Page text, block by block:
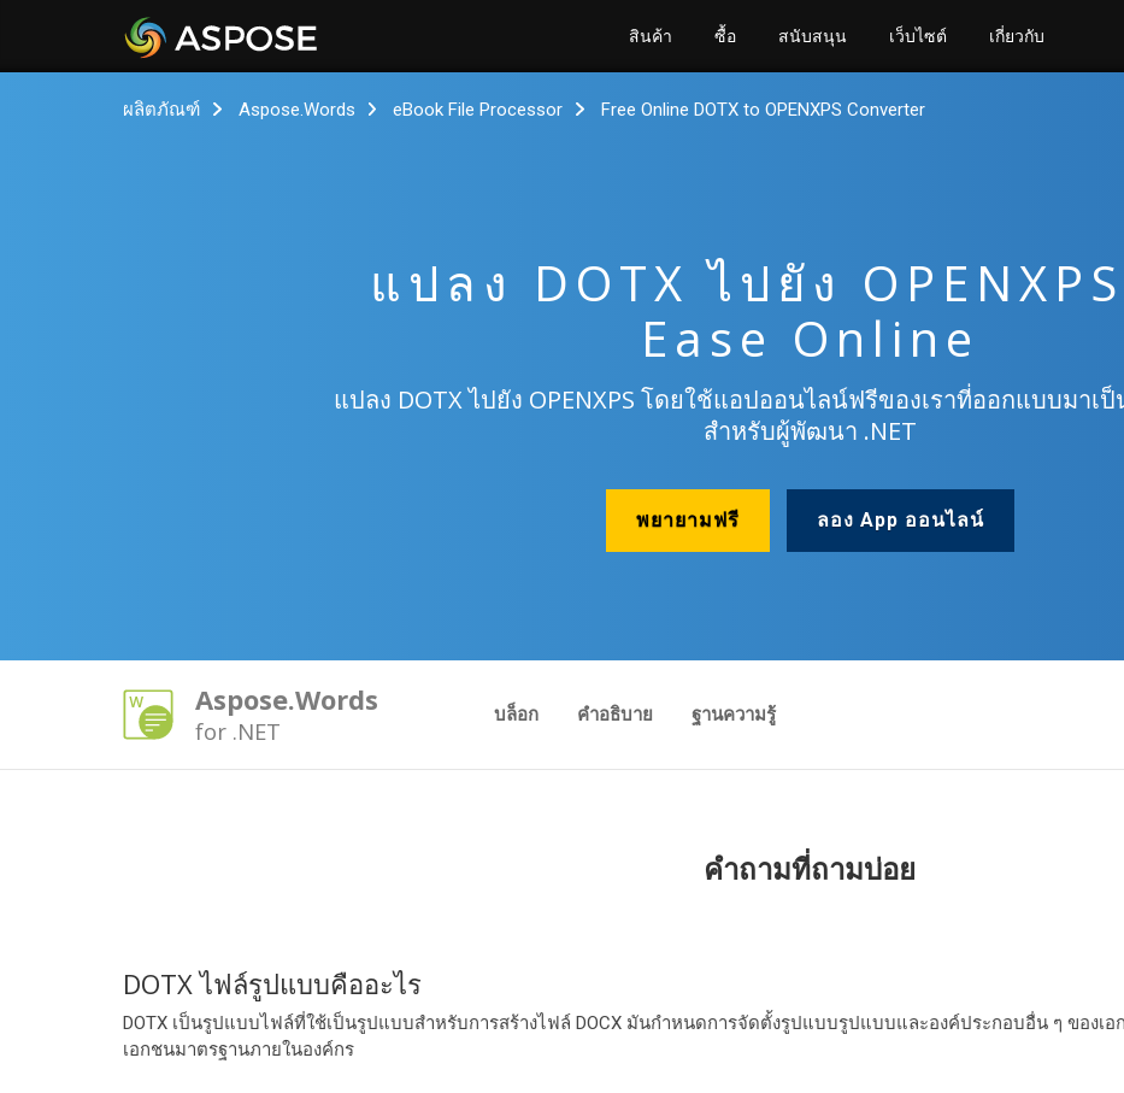
สินค้า ซื้อ สนับสนุน เว็บไซต์ เกี่ยวกับ
ผลิตภัณฑ์ Aspose.Words eBook File Processor Free Online DOTX to OPENXPS Converter
แปลง DOTX ไปยัง
Ease Online
แปลง DOTX ไปยัง OPENXPS โดยใช้แอปออนไลน์ฟรีของเราที่ออกแบบมา
สําหรับผู้พัฒนา .NET
พยายามฟรี ลอง App ออนไลน์
Aspose.Words
for .NET
บล็อก คําอธิบาย ฐานความรู้
คําถามที่ถามบ่อย
DOTX ไฟล์รูปแบบคืออะไร
DOTX เป็นรูปแบบไฟล์ที่ใช้เป็นรูปแบบสําหรับการสร้างไฟล์ DOCX มันกําหนดการจัดตั้งรูปแบบรูปแบบและองค์ประกอบอื่น ๆ ของเอ
เอกชนมาตรฐานภายในองค์กร